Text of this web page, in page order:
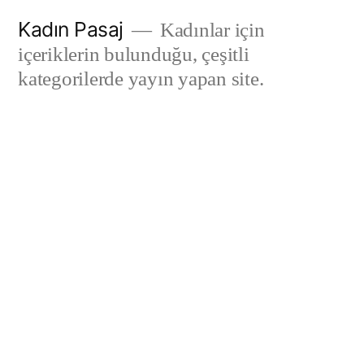
geç
Kadın Pasaj
Kadınlar için
içeriklerin bulunduğu, çeşitli
kategorilerde yayın yapan site.